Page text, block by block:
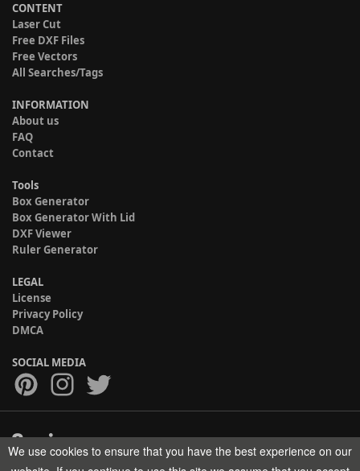
CONTENT
Laser Cut
Free DXF Files
Free Vectors
All Searches/Tags
INFORMATION
About us
FAQ
Contact
Tools
Box Generator
Box Generator With Lid
DXF Viewer
Ruler Generator
LEGAL
License
Privacy Policy
DMCA
SOCIAL MEDIA
Copyright © 2017-2026 HELMAN TECH All rights reserved.
We use cookies to ensure that you have the best experience on our